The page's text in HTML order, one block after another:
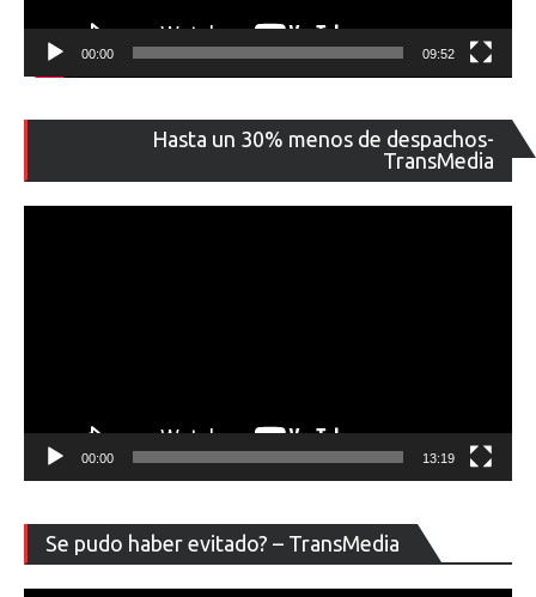
00:00 09:52
Hasta un 30% menos de despachos-
TransMedia
de
00:00 13:19
Se pudo haber evitado? – TransMedia
de